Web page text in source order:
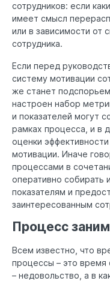
сотрудников: если
имеет смысл
или в зависимости от
сотрудника.
Если перед
систему мотивации
же станет
настроен набор
и показателей могут
рамках процесса, и в
оценки
мотивации. Иначе
процессами в
оперативно собирать
показателям и
заинтересованным
Процесс
Всем известно, что
процессы – это время
– недовольство, а в